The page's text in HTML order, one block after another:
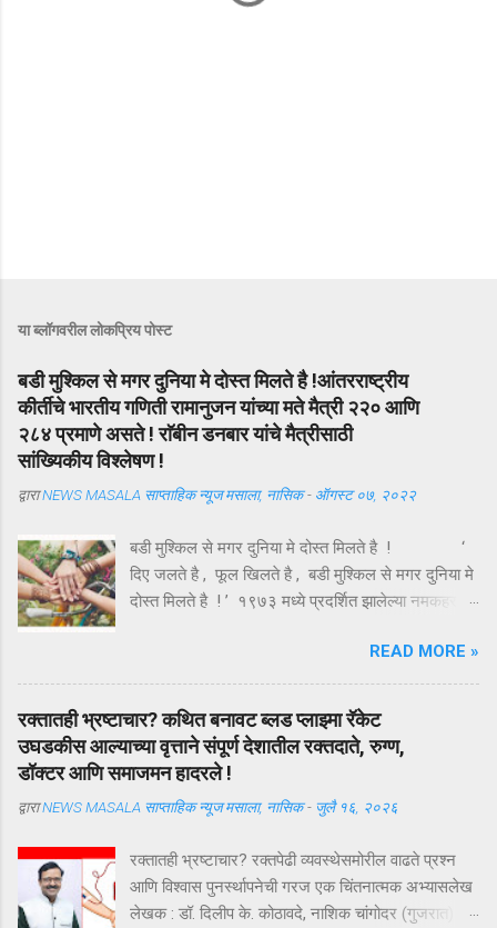
या ब्लॉगवरील लोकप्रिय पोस्ट
बडी मुश्किल से मगर दुनिया मे दोस्त मिलते है !आंतरराष्ट्रीय
कीर्तीचे भारतीय गणिती रामानुजन यांच्या मते मैत्री २२० आणि
२८४ प्रमाणे असते ! राॅबीन डनबार यांचे मैत्रीसाठी
सांख्यिकीय विश्लेषण !
द्वाराNEWS MASALA साप्ताहिक न्यूज मसाला, नासिक - ऑगस्ट ०७, २०२२
बडी मुश्किल से मगर दुनिया मे दोस्त मिलते है ! ‘
दिए जलते है , फूल खिलते है , बडी मुश्किल से मगर दुनिया मे
दोस्त मिलते है ! ’ १९७३ मध्ये प्रदर्शित झालेल्या नमकहराम
आणि अर्थपूर्ण आहे . ऑगस्ट महिन्यातील पहिला रविवार ( यंदा
दि . ७ ऑगस्ट ) म्हणजे तरुणाईचा आवडता ‘ फ्रेंडशिप डे ’
अर्थात मैत्री दिन . या दिवशी विविध रंगांचे धागे एकमेकांच्या
हातावर बांधून मैत्रीचे संदेश एकमेकांना पाठविले जातात . या
संदेशांमधून मैत्रीच्या वेगवेगळ्या व्याख्या वाचावयास मिळतात .
त्यापैकी संकटात जो पाठीशी उभा राहतो , तोच खरा मित्र
असतो , अशी मित्राची व्याख्या बहूतेकांनी केलेली पहावयास
नसून ज्याला आपल्या मित्राच्या उन्नतीतून खरा आनंद मिळतो
, तोच खरा मित्र असतो ’ अशी मैत्रीची अचूक व्याख्या हिंदी
कवी कमलेश्वर यांनी केली आहे ...
READ MORE »
रक्तातही भ्रष्टाचार? कथित बनावट ब्लड प्लाझ्मा रॅकेट
उघडकीस आल्याच्या वृत्ताने संपूर्ण देशातील रक्तदाते, रुग्ण,
डॉक्टर आणि समाजमन हादरले !
द्वाराNEWS MASALA साप्ताहिक न्यूज मसाला, नासिक - जुलै १६, २०२६
रक्तातही भ्रष्टाचार? रक्तपेढी व्यवस्थेसमोरील वाढते प्रश्न
आणि विश्वास पुनर्स्थापनेची गरज एक चिंतनात्मक अभ्यासलेख
लेखक : डॉ. दिलीप के. कोठावदे, नाशिक चांगोदर (गुजरात) येथे